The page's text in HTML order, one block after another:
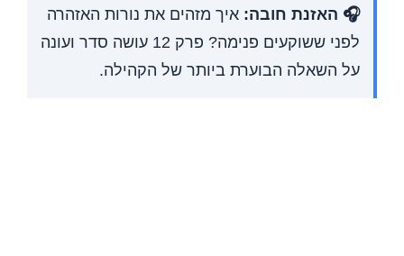
🎧 האזנת חובה: איך מזהים את נורות האזהרה
לפני ששוקעים פנימה? פרק 12 עושה סדר ועונה
על השאלה הבוערת ביותר של הקהילה.